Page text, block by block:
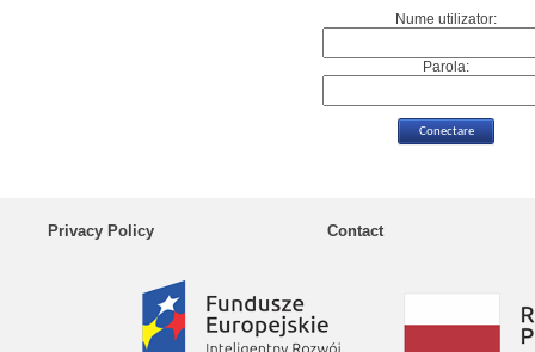
Nume utilizator:
Parola:
Privacy Policy Contact